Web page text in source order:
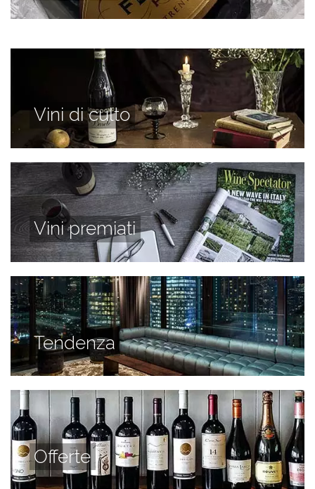
Vini di culto
Vini premiati
Tendenza
Offerte